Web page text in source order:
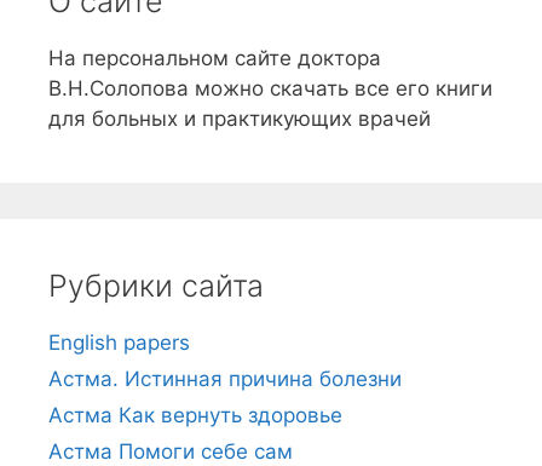
На персональном сайте доктора
В.Н.Солопова можно скачать все его книги
для больных и практикующих врачей
Рубрики сайта
English papers
Астма. Истинная причина болезни
Астма Как вернуть здоровье
Астма Помоги себе сам